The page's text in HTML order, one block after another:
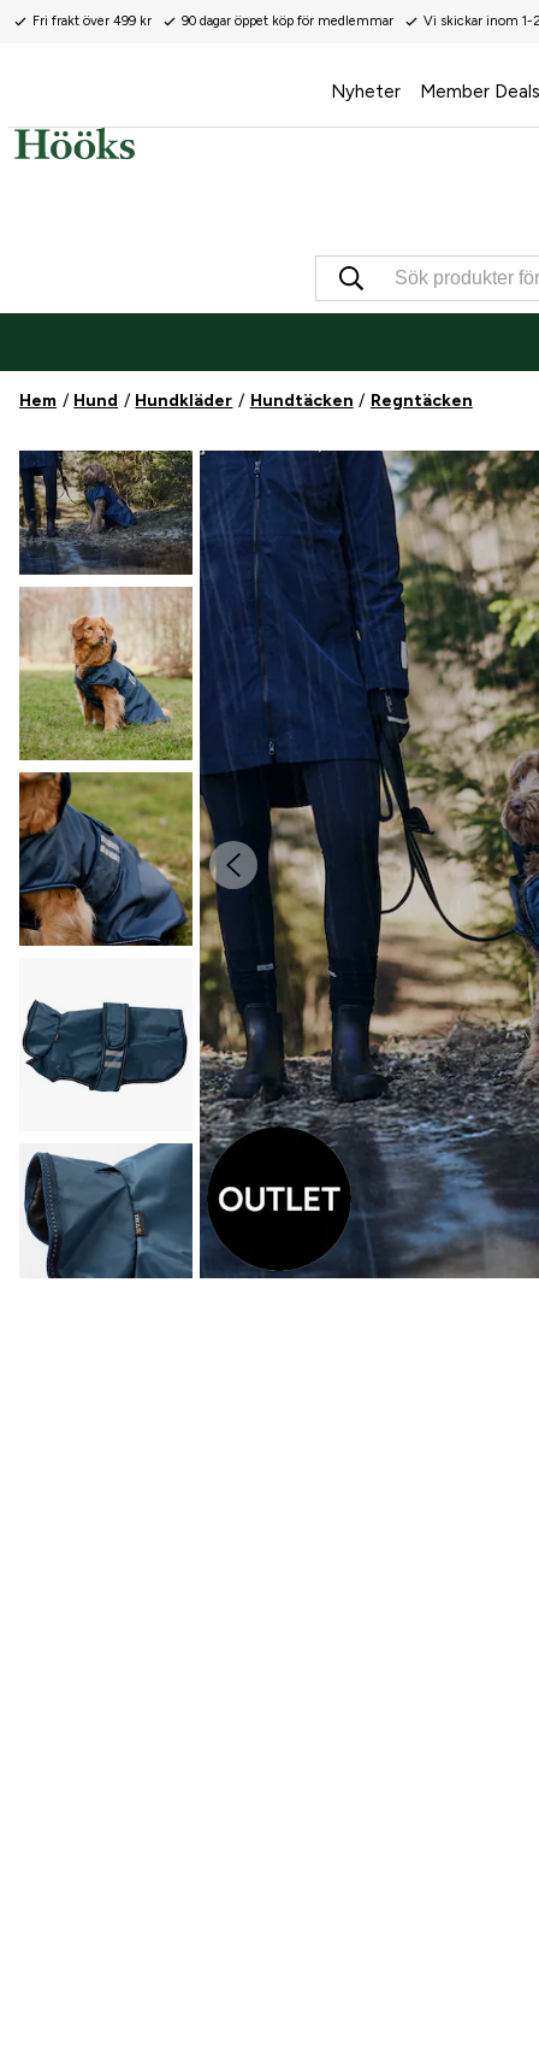
Fri frakt över 499 kr 90 dagar öppet köp för medlemmar Vi skickar inom 1-
Nyheter Member Deals
Hem Hund Hundkläder Hundtäcken Regntäcken